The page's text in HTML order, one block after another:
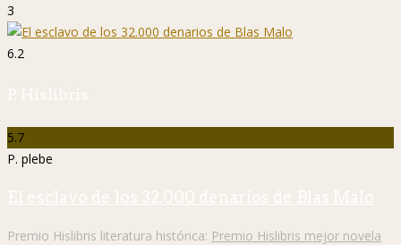
3
6.2
P. Hislibris
5.7
P. plebe
El esclavo de los 32.000 denarios de Blas Malo
Premio Hislibris literatura histórica: Premio Hislibris mejor novela